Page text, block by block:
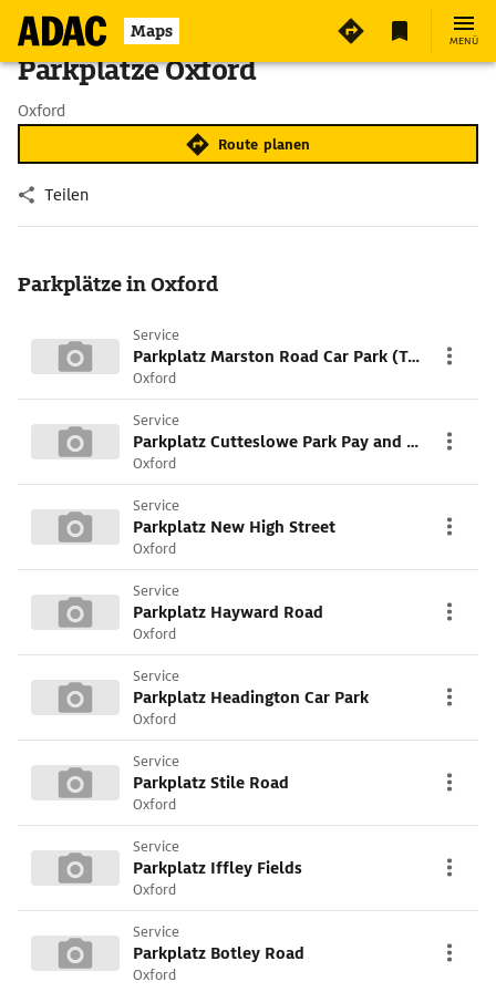
Maps MENÜ
Parkplätze Oxford
Oxford
Route planen
Teilen
Parkplätze in Oxford
Service
Parkplatz Marston Road Car Park (Temporary)
Oxford
Service
Parkplatz Cutteslowe Park Pay and Display
Oxford
Service
Parkplatz New High Street
Oxford
Service
Parkplatz Hayward Road
Oxford
Service
Parkplatz Headington Car Park
Oxford
Service
Parkplatz Stile Road
Oxford
Service
Parkplatz Iffley Fields
Oxford
Service
Parkplatz Botley Road
Oxford